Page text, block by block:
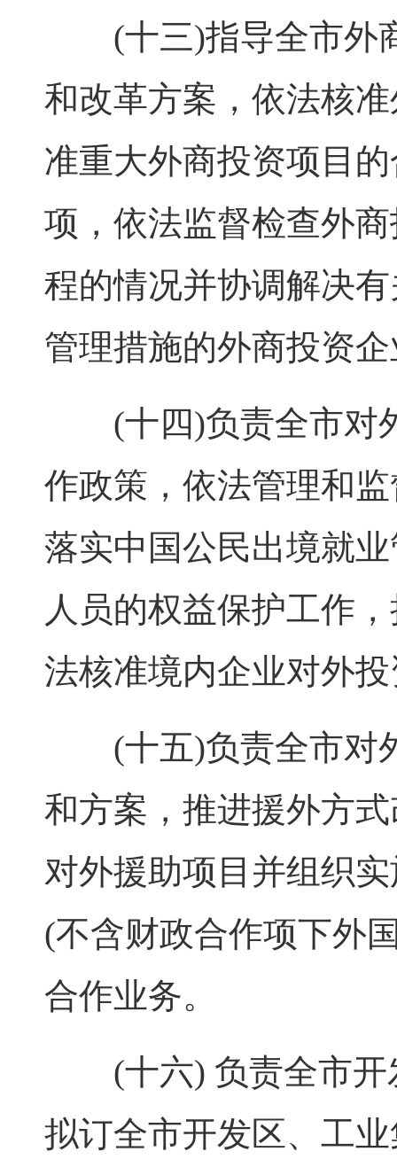
(十三)指导全市外商
和改革方案，依法核
准重大外商投资项目
项，依法监督检查外
程的情况并协调解决
管理措施的外商投资
(十四)负责全市对外
作政策，依法管理和
落实中国公民出境就
人员的权益保护工作
法核准境内企业对外
(十五)负责全市对外
和方案，推进援外方
对外援助项目并组织
(不含财政合作项下外
合作业务。
(十六) 负责全市开
拟订全市开发区、工